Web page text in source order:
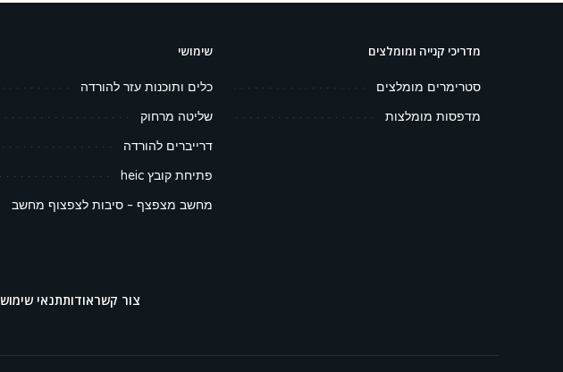
מדריכי קנייה ומומלצים
סטרימרים מומלצים
מדפסות מומלצות
שימושי
כלים ותוכנות עזר להורדה
שליטה מרחוק
דרייברים להורדה
פתיחת קובץ heic
מחשב מצפצף – סיבות לצפצוף מחשב
צור קשראודותתנאי שימוש